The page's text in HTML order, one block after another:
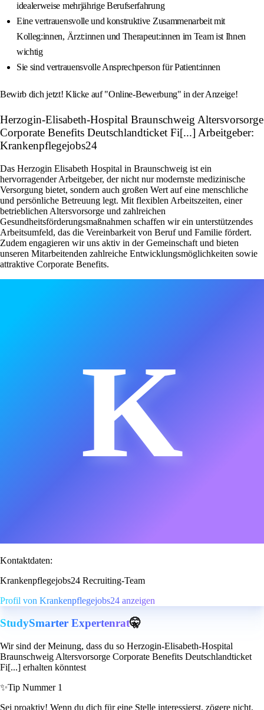
idealerweise mehrjährige Berufserfahrung
Eine vertrauensvolle und konstruktive Zusammenarbeit mit
Kolleg:innen, Ärzt:innen und Therapeut:innen im Team ist Ihnen
wichtig
Sie sind vertrauensvolle Ansprechperson für Patient:innen
Bewirb dich jetzt! Klicke auf "Online-Bewerbung" in der Anzeige!
Herzogin-Elisabeth-Hospital Braunschweig Altersvorsorge
Corporate Benefits Deutschlandticket Fi[...] Arbeitgeber:
Krankenpflegejobs24
Das Herzogin Elisabeth Hospital in Braunschweig ist ein
hervorragender Arbeitgeber, der nicht nur modernste medizinische
Versorgung bietet, sondern auch großen Wert auf eine menschliche
und persönliche Betreuung legt. Mit flexiblen Arbeitszeiten, einer
betrieblichen Altersvorsorge und zahlreichen
Gesundheitsförderungsmaßnahmen schaffen wir ein unterstützendes
Arbeitsumfeld, das die Vereinbarkeit von Beruf und Familie fördert.
Zudem engagieren wir uns aktiv in der Gemeinschaft und bieten
unseren Mitarbeitenden zahlreiche Entwicklungsmöglichkeiten sowie
attraktive Corporate Benefits.
K
Kontaktdaten:
Krankenpflegejobs24 Recruiting-Team
Profil von Krankenpflegejobs24 anzeigen
StudySmarter Expertenrat🤫
Wir sind der Meinung, dass du so Herzogin-Elisabeth-Hospital
Braunschweig Altersvorsorge Corporate Benefits Deutschlandticket
Fi[...] erhalten könntest
✨Tip Nummer 1
Sei proaktiv! Wenn du dich für eine Stelle interessierst, zögere nicht,